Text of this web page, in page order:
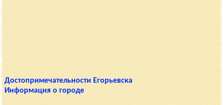
Достопримечательности Егорьевска
Информация о городе